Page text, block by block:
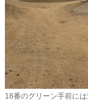
18番のグリーン手前に